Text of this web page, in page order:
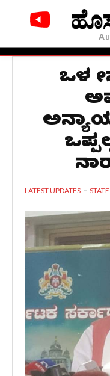
ಒಳ
LATEST UPDATES STATE